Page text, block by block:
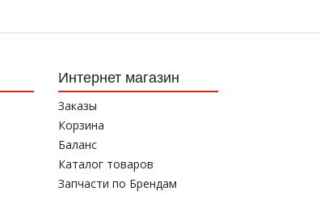
Интернет магазин
Заказы
Корзина
Баланс
Каталог товаров
Запчасти по Брендам